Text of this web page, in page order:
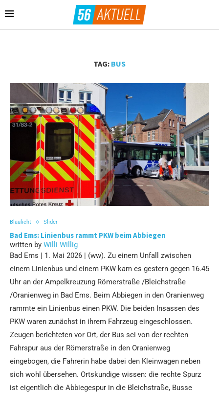
TAG: BUS
Blaulicht Slider
Bad Ems: Linienbus rammt PKW beim Abbiegen
written by Willi Willig
Bad Ems | 1. Mai 2026 | (ww). Zu einem Unfall zwischen
einem Linienbus und einem PKW kam es gestern gegen 16.45
Uhr an der Ampelkreuzung Römerstraße /Bleichstraße
/Oranienweg in Bad Ems. Beim Abbiegen in den Oranienweg
rammte ein Linienbus einen PKW. Die beiden Insassen des
PKW waren zunächst in ihrem Fahrzeug eingeschlossen.
Zeugen berichteten vor Ort, der Bus sei von der rechten
Fahrspur aus der Römerstraße in den Oranienweg
eingebogen, die Fahrerin habe dabei den Kleinwagen neben
sich wohl übersehen. Ortskundige wissen: die rechte Spurz
ist eigentlich die Abbiegespur in die Bleichstraße, Busse